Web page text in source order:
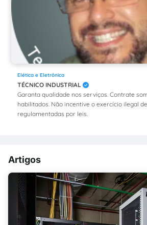
Elética e Eletrônica
TÉCNICO INDUSTRIAL
Garanta qualidade nos serviços. Contrate
habilitados. Não incentive o exercício ilegal
regulamentadas por leis.
Artigos